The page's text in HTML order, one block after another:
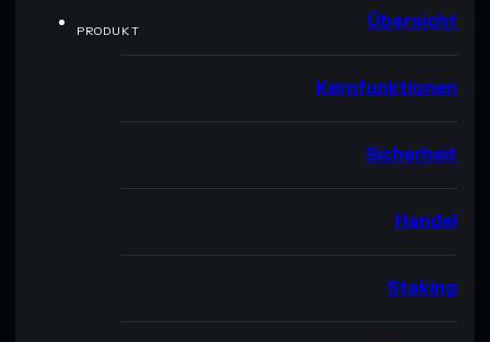
PRODUKT Übersicht
Kernfunktionen
Sicherheit
Handel
Staking